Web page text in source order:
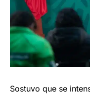
Sostuvo que se